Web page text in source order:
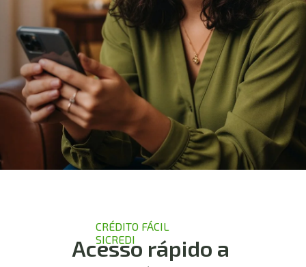
CRÉDITO FÁCIL
SICREDI
Acesso rápido a